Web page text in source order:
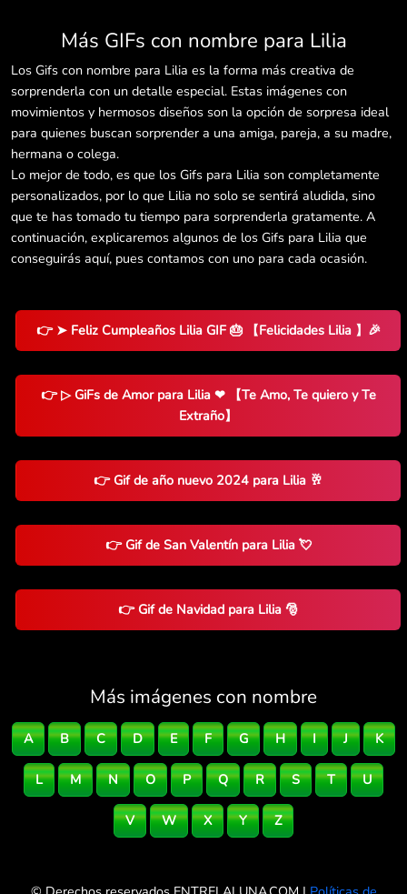
Más GIFs con nombre para Lilia
Los Gifs con nombre para Lilia es la forma más creativa de
sorprenderla con un detalle especial. Estas imágenes con
movimientos y hermosos diseños son la opción de sorpresa ideal
para quienes buscan sorprender a una amiga, pareja, a su madre,
hermana o colega.
Lo mejor de todo, es que los Gifs para Lilia son completamente
personalizados, por lo que Lilia no solo se sentirá aludida, sino
que te has tomado tu tiempo para sorprenderla gratamente. A
continuación, explicaremos algunos de los Gifs para Lilia que
conseguirás aquí, pues contamos con uno para cada ocasión.
👉 ➤ Feliz Cumpleaños Lilia GIF 🎂 【Felicidades Lilia 】🎉
👉 ▷ GiFs de Amor para Lilia ❤ 【Te Amo, Te quiero y Te
Extraño】
👉 Gif de año nuevo 2024 para Lilia 🥂
👉 Gif de San Valentín para Lilia 💘
👉 Gif de Navidad para Lilia 🎅
Más imágenes con nombre
A B C D E F G H I J K
L M N O P Q R S T U
V W X Y Z